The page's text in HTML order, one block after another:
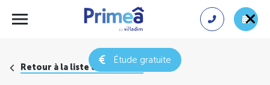
Étude gratuite
Retour à la liste des conseils